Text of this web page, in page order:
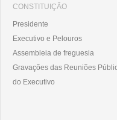
CONSTITUIÇÃO
Presidente
Executivo e Pelouros
Assembleia de freguesia
Gravações das Reuniões
do Executivo